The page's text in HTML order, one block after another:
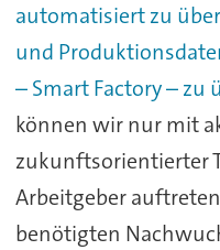
automatisiert zu
und
– Smart Factory – zu
können wir nur mit
zukunftsorientierter
Arbeitgeber
benötigten